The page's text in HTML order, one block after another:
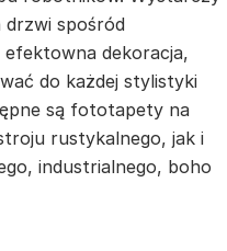
drzwi spośród
dekoracja,
do każdej stylistyki
są fototapety na
rustykalnego, jak i
industrialnego, boho